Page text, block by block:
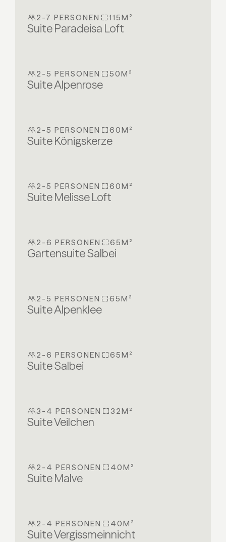
2-7 PERSONEN 115M²
Suite Paradeisa Loft
2-5 PERSONEN 50M²
Suite Alpenrose
2-5 PERSONEN 60M²
Suite Königskerze
2-5 PERSONEN 60M²
Suite Melisse Loft
2-6 PERSONEN 65M²
Gartensuite Salbei
2-5 PERSONEN 65M²
Suite Alpenklee
2-6 PERSONEN 65M²
Suite Salbei
3-4 PERSONEN 32M²
Suite Veilchen
2-4 PERSONEN 40M²
Suite Malve
2-4 PERSONEN 40M²
Suite Vergissmeinnicht